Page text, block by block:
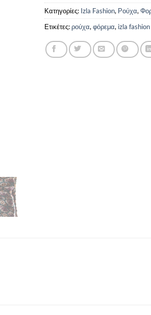
Κατηγορίες: Izla Fashion, Ρούχα,
Ετικέτες:ρούχα,φόρεμα, izla fashion